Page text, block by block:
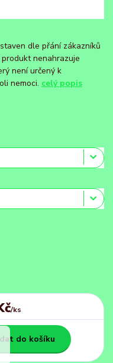
dle přání zákazníků
nenahrazuje
není určený k
nemoci. celý popis
/ks
do košíku